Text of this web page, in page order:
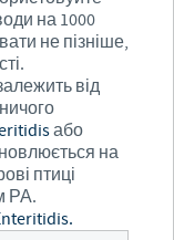
на 1000
не пізніше,
від
або
на
птиці
РА.